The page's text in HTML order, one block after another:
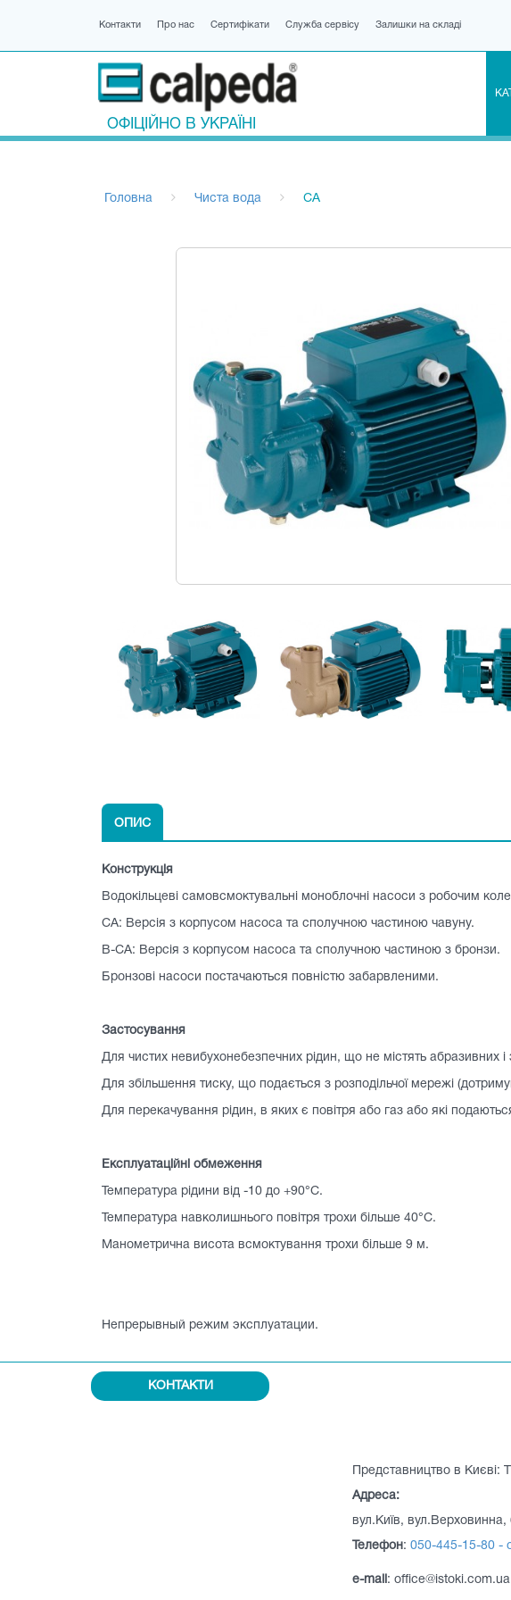
Контакти Про нас Сертифікати Служба сервісу Залишки на складі
ОФІЦІЙНО В УКРАЇНІ
Головна Чиста вода CA
ОПИС
Конструкція
Водокільцеві самовсмоктувальні моноблочні насоси з робочим
CA: Версія з корпусом насоса та сполучною частиною чавуну.
B-CA: Версія з корпусом насоса та сполучною частиною з бронзи.
Бронзові насоси постачаються повністю забарвленими.
Застосування
Для чистих невибухонебезпечних рідин, що не містять абразивних
Для збільшення тиску, що подається з розподільчої мережі
Для перекачування рідин, в яких є повітря або газ або які
Експлуатаційні обмеження
Температура рідини від -10 до +90°C.
Температура навколишнього повітря трохи більше 40°C.
Манометрична висота всмоктування трохи більше 9 м.
Непрерывный режим эксплуатации.
КОНТАКТИ
Представництво в
Адреса:
вул.Київ,
Телефон: 050-445-15-80 -
e-mail : office@istoki.com.ua